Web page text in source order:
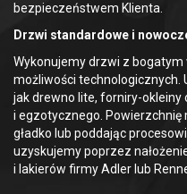
bezpieczeństwem Klienta.
Drzwi standardowe i
Wykonujemy drzwi z
możliwości technologicznych.
jak drewno lite, forniry-okleiny
i egzotycznego.
gładko lub poddając
uzyskujemy poprzez
i lakierów firmy Adler lub